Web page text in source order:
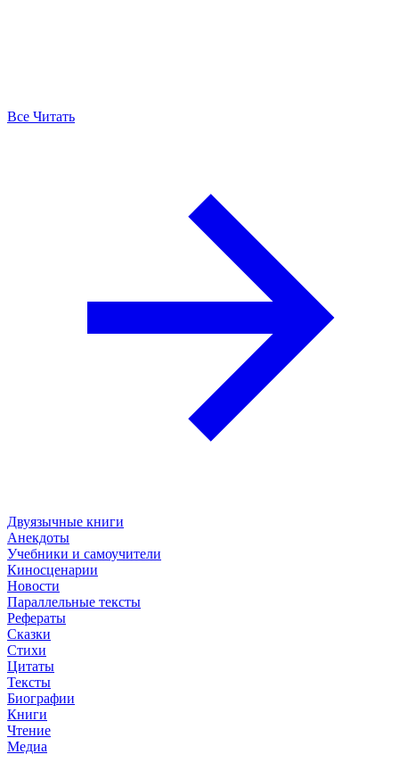
Все Читать
Двуязычные книги
Анекдоты
Учебники и самоучители
Киносценарии
Новости
Параллельные тексты
Рефераты
Сказки
Стихи
Цитаты
Тексты
Биографии
Книги
Чтение
Медиа